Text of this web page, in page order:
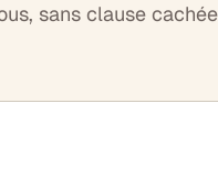
sans clause